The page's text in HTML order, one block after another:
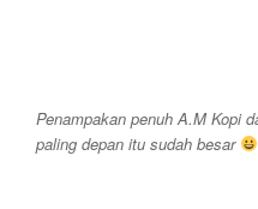
Penampakan penuh A.M Kopi
paling depan itu sudah besar